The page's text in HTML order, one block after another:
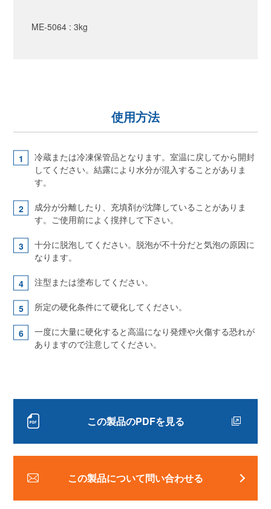
ME-5064 : 3kg
使用方法
冷蔵または冷凍保管品となります。室温に戻してから開封
してください。結露により水分が混入することがありま
す。
成分が分離したり、充填剤が沈降していることがありま
す。ご使用前によく撹拌して下さい。
十分に脱泡してください。脱泡が不十分だと気泡の原因に
なります。
注型または塗布してください。
所定の硬化条件にて硬化してください。
一度に大量に硬化すると高温になり発煙や火傷する恐れが
ありますので注意してください。
この製品のPDFを見る
この製品について問い合わせる